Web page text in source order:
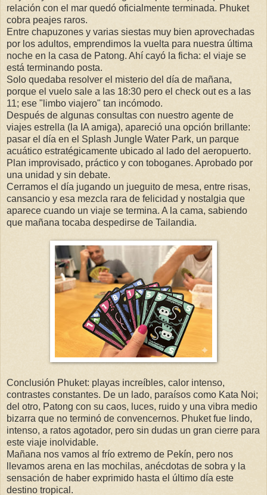
relación con el mar quedó oficialmente terminada. Phuket
cobra peajes raros.
Entre chapuzones y varias siestas muy bien aprovechadas
por los adultos, emprendimos la vuelta para nuestra última
noche en la casa de Patong. Ahí cayó la ficha: el viaje se
está terminando posta.
Solo quedaba resolver el misterio del día de mañana,
porque el vuelo sale a las 18:30 pero el check out es a las
11; ese "limbo viajero" tan incómodo.
Después de algunas consultas con nuestro agente de
viajes estrella (la IA amiga), apareció una opción brillante:
pasar el día en el Splash Jungle Water Park, un parque
acuático estratégicamente ubicado al lado del aeropuerto.
Plan improvisado, práctico y con toboganes. Aprobado por
una unidad y sin debate.
Cerramos el día jugando un jueguito de mesa, entre risas,
cansancio y esa mezcla rara de felicidad y nostalgia que
aparece cuando un viaje se termina. A la cama, sabiendo
que mañana tocaba despedirse de Tailandia.
Conclusión Phuket: playas increíbles, calor intenso,
contrastes constantes. De un lado, paraísos como Kata Noi;
del otro, Patong con su caos, luces, ruido y una vibra medio
bizarra que no terminó de convencernos. Phuket fue lindo,
intenso, a ratos agotador, pero sin dudas un gran cierre para
este viaje inolvidable.
Mañana nos vamos al frío extremo de Pekín, pero nos
llevamos arena en las mochilas, anécdotas de sobra y la
sensación de haber exprimido hasta el último día este
destino tropical.